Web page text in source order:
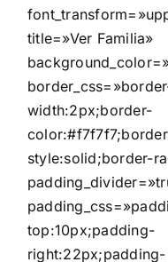
title=»Ver Familia»
width:2px;border-
style:solid;border-
top:10px;padding-
right:22px;padding-